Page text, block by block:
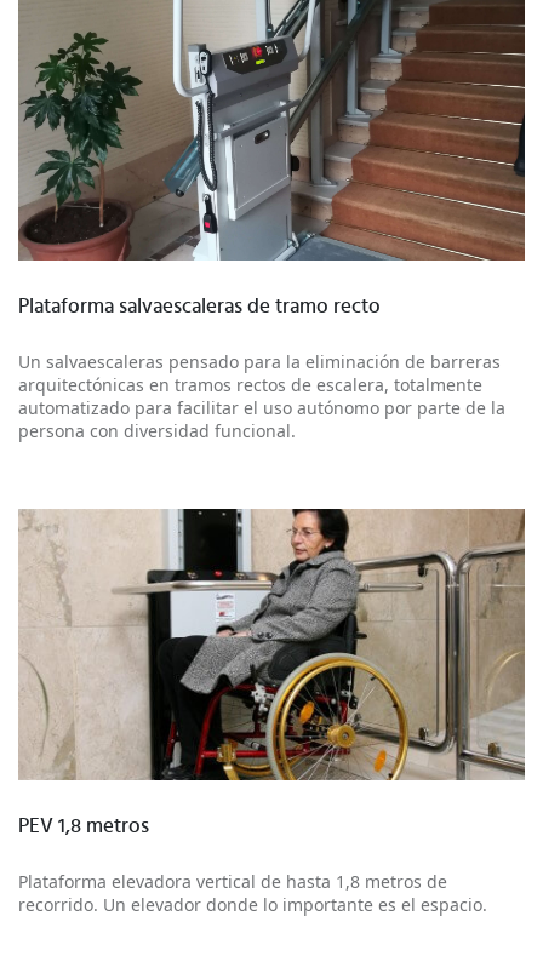
Más información
Plataforma salvaescaleras de tramo recto
Un salvaescaleras pensado para la eliminación de barreras
arquitectónicas en tramos rectos de escalera, totalmente
automatizado para facilitar el uso autónomo por parte de la
persona con diversidad funcional.
Más información
PEV 1,8 metros
Plataforma elevadora vertical de hasta 1,8 metros de
recorrido. Un elevador donde lo importante es el espacio.